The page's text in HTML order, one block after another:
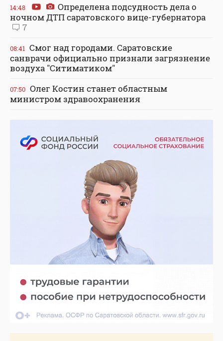
14:48
Определена подсудность дела о
ночном ДТП саратовского вице-губернатора
7
08:41 Смог над городами. Саратовские
санврачи официально признали загрязнение
воздуха "Ситиматиком"
07:50 Олег Костин станет областным
министром здравоохранения